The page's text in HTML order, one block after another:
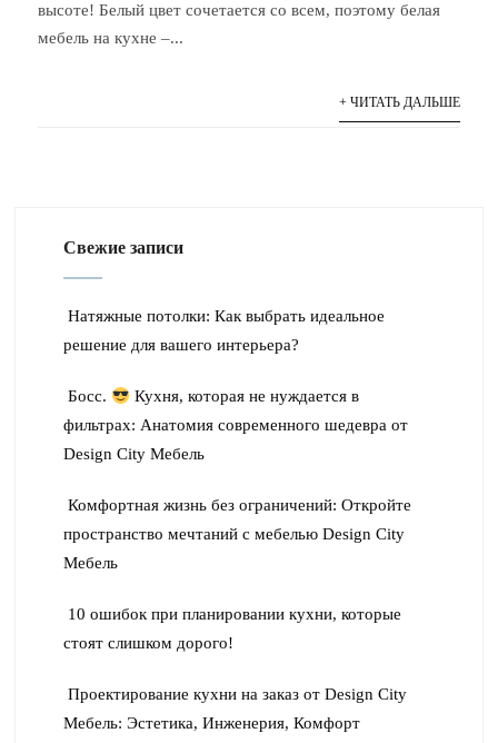
высоте! Белый цвет сочетается со всем, поэтому белая
мебель на кухне –...
+ ЧИТАТЬ ДАЛЬШЕ
Свежие записи
Натяжные потолки: Как выбрать идеальное
решение для вашего интерьера?
Босс.
Кухня, которая не нуждается в
фильтрах: Анатомия современного шедевра от
Design City Мебель
Комфортная жизнь без ограничений: Откройте
пространство мечтаний с мебелью Design City
Мебель
10 ошибок при планировании кухни, которые
стоят слишком дорого!
Проектирование кухни на заказ от Design City
Мебель: Эстетика, Инженерия, Комфорт